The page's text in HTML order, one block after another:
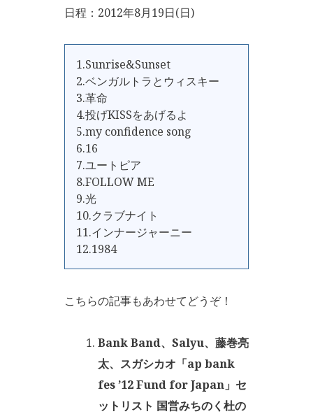
日程：2012年8月19日(日)
1.Sunrise&Sunset
2.ベンガルトラとウィスキー
3.革命
4.投げKISSをあげるよ
5.my confidence song
6.16
7.ユートピア
8.FOLLOW ME
9.光
10.クラブナイト
11.インナージャーニー
12.1984
こちらの記事もあわせてどうぞ！
Bank Band、Salyu、藤巻亮
太、スガシカオ「ap bank
fes ’12 Fund for Japan」セ
ットリスト 国営みちのく杜の